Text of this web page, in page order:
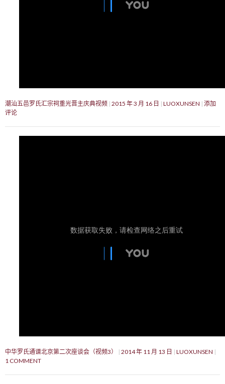
潮汕五邑罗氏汇宗祠重光晋主庆典视频 2015 年 3 月 16 日 LUOXUNSEN 添加
评论
中华罗氏通谱北京第二次座谈会（视频3） 2014 年 11 月 13 日
LUOXUNSEN
1 COMMENT